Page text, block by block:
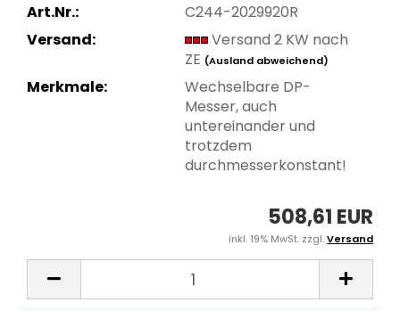
Art.Nr.:
C244-2029920R
Versand:
Versand 2 KW nach
ZE (Ausland abweichend)
Merkmale:
Wechselbare DP-
Messer, auch
untereinander und
trotzdem
durchmesserkonstant!
508,61 EUR
inkl. 19% MwSt. zzgl.Versand